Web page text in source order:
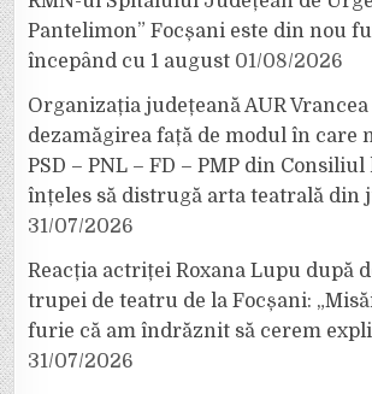
Pantelimon” Focșani este din nou
începând cu 1 august 01/08/2026
Organizația județeană AUR
dezamăgirea față de modul în care
PSD – PNL – FD – PMP din
înțeles să distrugă arta teatrală din
31/07/2026
Reacția actriței Roxana Lupu după
trupei de teatru de la Focșani:
furie că am îndrăznit să cerem
31/07/2026